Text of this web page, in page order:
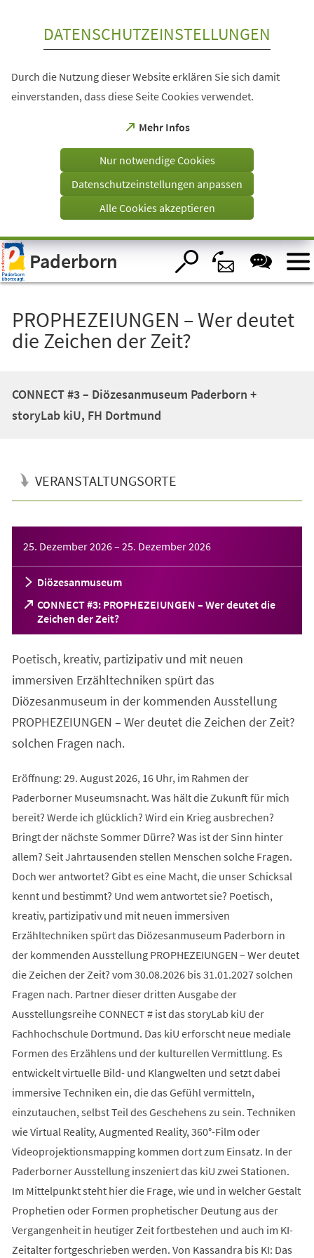
Visuelle
Assistenzsoftware
öffnen.
DATENSCHUTZEINSTELLUNGEN
Durch die Nutzung dieser Website erklären Sie sich damit
einverstanden, dass diese Seite Cookies verwendet.
Mehr Infos
(Öffnet
einem
Tab)
Nur notwendige Cookies
Datenschutzeinstellungen anpassen
Alle Cookies akzeptieren
Paderborn
PROPHEZEIUNGEN – Wer deutet
die Zeichen der Zeit?
CONNECT #3 – Diözesanmuseum Paderborn +
storyLab kiU, FH Dortmund
VERANSTALTUNGSORTE
25. Dezember 2026– 25. Dezember 2026
Diözesanmuseum
CONNECT #3: PROPHEZEIUNGEN – Wer deutet die
Zeichen der Zeit?
(Öffnet
in
neuen
Poetisch, kreativ, partizipativ und mit neuen
immersiven Erzähltechniken spürt das
Diözesanmuseum in der kommenden Ausstellung
PROPHEZEIUNGEN – Wer deutet die Zeichen der Zeit?
solchen Fragen nach.
Eröffnung: 29. August 2026, 16 Uhr, im Rahmen der
Paderborner Museumsnacht. Was hält die Zukunft für mich
bereit? Werde ich glücklich? Wird ein Krieg ausbrechen?
Bringt der nächste Sommer Dürre? Was ist der Sinn hinter
allem? Seit Jahrtausenden stellen Menschen solche Fragen.
Doch wer antwortet? Gibt es eine Macht, die unser Schicksal
kennt und bestimmt? Und wem antwortet sie? Poetisch,
kreativ, partizipativ und mit neuen immersiven
Erzähltechniken spürt das Diözesanmuseum Paderborn in
der kommenden Ausstellung PROPHEZEIUNGEN – Wer deutet
die Zeichen der Zeit? vom 30.08.2026 bis 31.01.2027 solchen
Fragen nach. Partner dieser dritten Ausgabe der
Ausstellungsreihe CONNECT # ist das storyLab kiU der
Fachhochschule Dortmund. Das kiU erforscht neue mediale
Formen des Erzählens und der kulturellen Vermittlung. Es
entwickelt virtuelle Bild- und Klangwelten und setzt dabei
immersive Techniken ein, die das Gefühl vermitteln,
einzutauchen, selbst Teil des Geschehens zu sein. Techniken
wie Virtual Reality, Augmented Reality, 360°-Film oder
Videoprojektionsmapping kommen dort zum Einsatz. In der
Paderborner Ausstellung inszeniert das kiU zwei Stationen.
Im Mittelpunkt steht hier die Frage, wie und in welcher Gestalt
Prophetien oder Formen prophetischer Deutung aus der
Vergangenheit in heutiger Zeit fortbestehen und auch im KI-
Zeitalter fortgeschrieben werden. Von Kassandra bis KI: Das